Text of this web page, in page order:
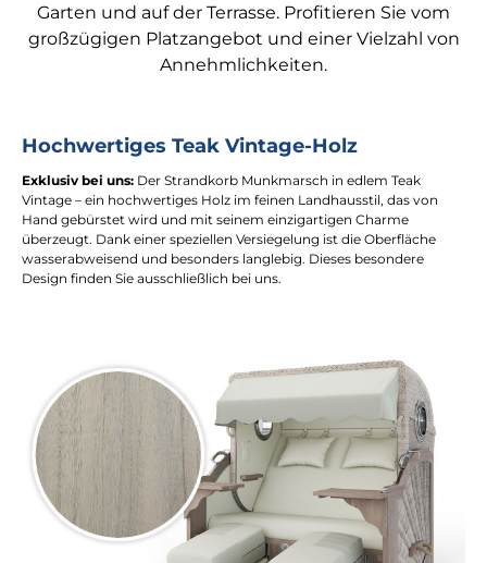
Garten und auf der Terrasse. Profitieren Sie vom
großzügigen Platzangebot und einer Vielzahl von
Annehmlichkeiten.
Hochwertiges Teak Vintage-Holz
Exklusiv bei uns: Der Strandkorb Munkmarsch in edlem Teak
Vintage – ein hochwertiges Holz im feinen Landhausstil, das von
Hand gebürstet wird und mit seinem einzigartigen Charme
überzeugt. Dank einer speziellen Versiegelung ist die Oberfläche
wasserabweisend und besonders langlebig. Dieses besondere
Design finden Sie ausschließlich bei uns.